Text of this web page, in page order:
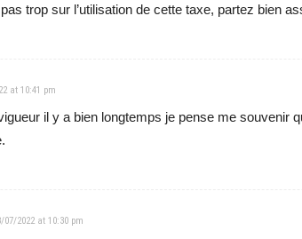
trop sur l’utilisation de cette taxe, partez bien
at 10:41 pm
il y a bien longtemps je pense me souvenir
07/2022 at 10:30 pm